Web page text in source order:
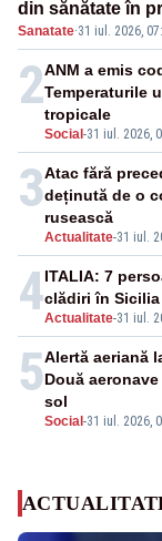
din sănătate în
Sanatate·31 iul. 2026,
2
Social -31 iul. 2026,
ANM a emis
Temperaturile
tropicale
3
Actualitate-31 iul.
Atac fără
deținută de o
rusească
4Actualitate-31 iul.
ITALIA: 7
clădiri în Sicilia
5
Social -31 iul. 2026,
Alertă aeriană
Două
sol